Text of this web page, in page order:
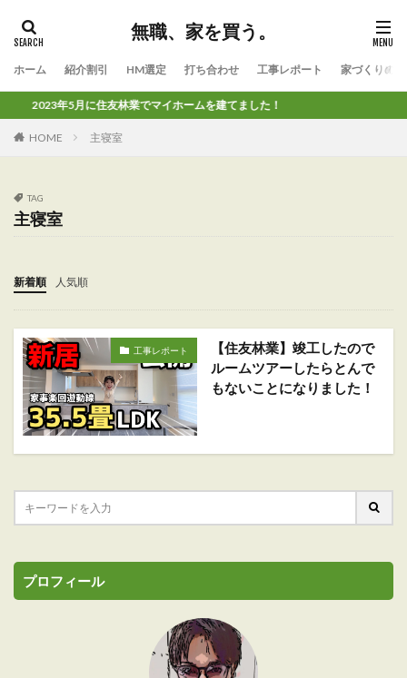
無職、家を買う。
ホーム 紹介割引 HM選定 打ち合わせ 工事レポート 家づくりの
2023年5月に住友林業でマイホームを建てました！
HOME 主寝室
TAG
主寝室
新着順 人気順
工事レポート
【住友林業】竣工したので
ルームツアーしたらとんで
もないことになりました！
プロフィール